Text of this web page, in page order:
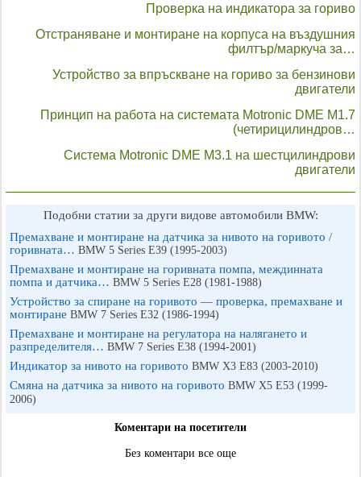
Проверка на индикатора за гориво
Отстраняване и монтиране на корпуса на въздушния
филтър/маркуча за…
Устройство за впръскване на гориво за бензинови
двигатели
Принцип на работа на системата Motronic DME M1.7
(четирицилиндров…
Система Motronic DME M3.1 на шестцилиндрови
двигатели
Подобни статии за други видове автомобили BMW:
Премахване и монтиране на датчика за нивото на горивото /
горивната… BMW 5 Series E39 (1995-2003)
Премахване и монтиране на горивната помпа, междинната
помпа и датчика… BMW 5 Series E28 (1981-1988)
Устройство за спиране на горивото — проверка, премахване и
монтиране BMW 7 Series E32 (1986-1994)
Премахване и монтиране на регулатора на налягането и
разпределителя… BMW 7 Series E38 (1994-2001)
Индикатор за нивото на горивото BMW X3 Е83 (2003-2010)
Смяна на датчика за нивото на горивото BMW X5 E53 (1999-
2006)
Коментари на посетители
Без коментари все още